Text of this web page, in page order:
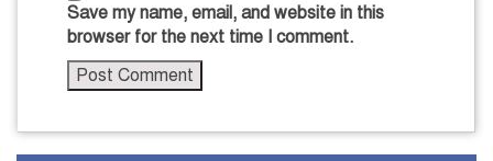
Save my name, email, and website in this
browser for the next time I comment.